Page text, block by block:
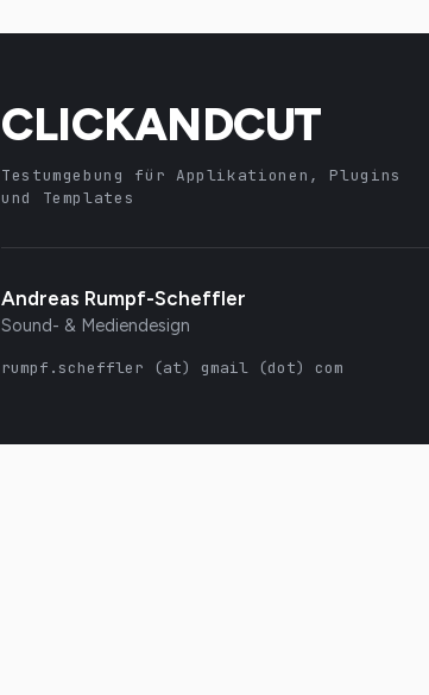
CLICKANDCUT
Testumgebung für Applikationen, Plugins
und Templates
Andreas Rumpf-Scheffler
Sound- & Mediendesign
rumpf.scheffler (at) gmail (dot) com